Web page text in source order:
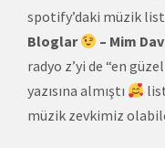
spotify’daki müzik
Bloglar
– Mim
radyo z’yi de “en
yazısına almıştı
müzik zevkimiz